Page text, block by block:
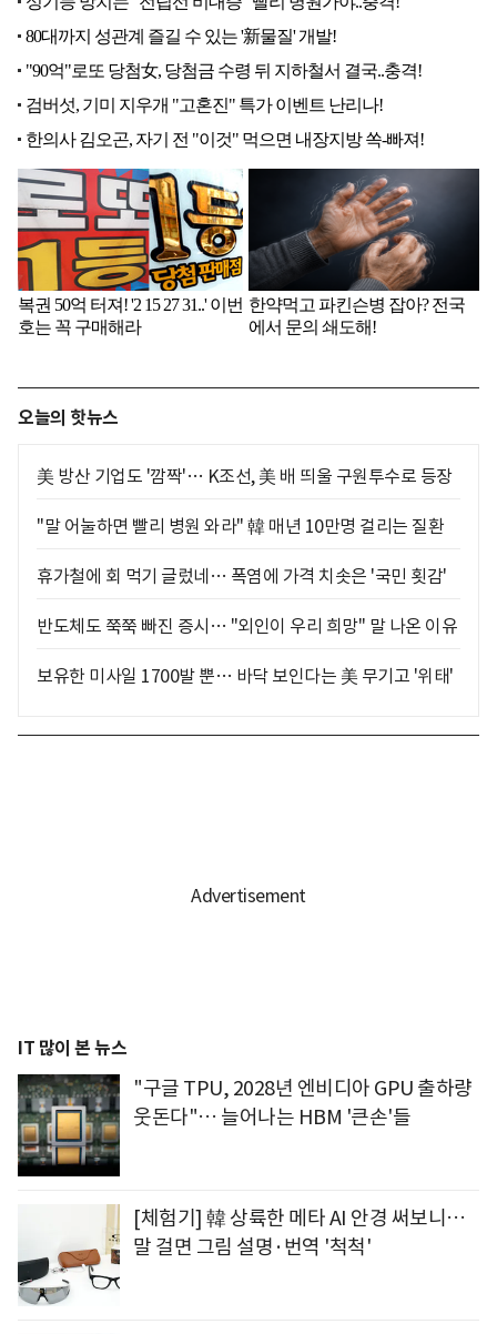
오늘의 핫뉴스
美 방산 기업도 '깜짝'… K조선, 美 배 띄울 구원투수로 등장
"말 어눌하면 빨리 병원 와라" 韓 매년 10만명 걸리는 질환
휴가철에 회 먹기 글렀네… 폭염에 가격 치솟은 '국민 횟감'
반도체도 쭉쭉 빠진 증시… "외인이 우리 희망" 말 나온 이유
보유한 미사일 1700발 뿐… 바닥 보인다는 美 무기고 '위태'
IT 많이 본 뉴스
"구글 TPU, 2028년 엔비디아 GPU 출하량
웃돈다"… 늘어나는 HBM '큰손'들
[체험기] 韓 상륙한 메타 AI 안경 써보니…
말 걸면 그림 설명·번역 '척척'